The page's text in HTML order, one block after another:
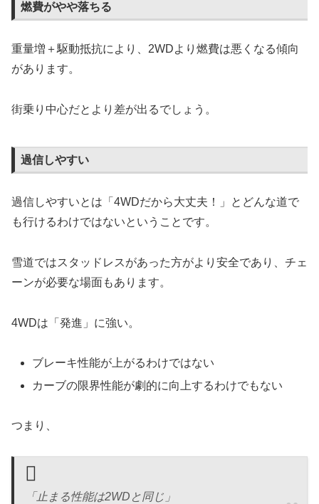
燃費がやや落ちる
重量増＋駆動抵抗により、2WDより燃費は悪くなる傾向
があります。
街乗り中心だとより差が出るでしょう。
過信しやすい
過信しやすいとは「4WDだから大丈夫！」とどんな道で
も行けるわけではないということです。
雪道ではスタッドレスがあった方がより安全であり、チェ
ーンが必要な場面もあります。
4WDは「発進」に強い。
ブレーキ性能が上がるわけではない
カーブの限界性能が劇的に向上するわけでもない
つまり、
「止まる性能は2WDと同じ」